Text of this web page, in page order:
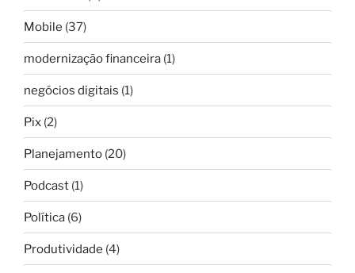
Mobile (37)
modernização financeira (1)
negócios digitais (1)
Pix (2)
Planejamento (20)
Podcast (1)
Política (6)
Produtividade (4)